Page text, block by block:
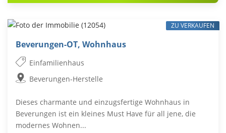
Beverungen-OT, Wohnhaus
Einfamilienhaus
Beverungen-Herstelle
Dieses charmante und einzugsfertige Wohnhaus in
Beverungen ist ein kleines Must Have für all jene, die
modernes Wohnen...
ZU VERKAUFEN